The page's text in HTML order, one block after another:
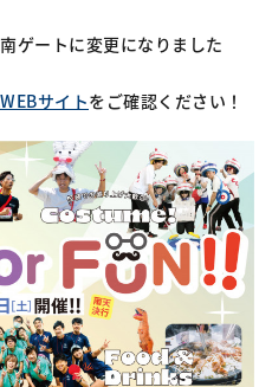
ゲートに変更になりました
サイトをご確認ください！